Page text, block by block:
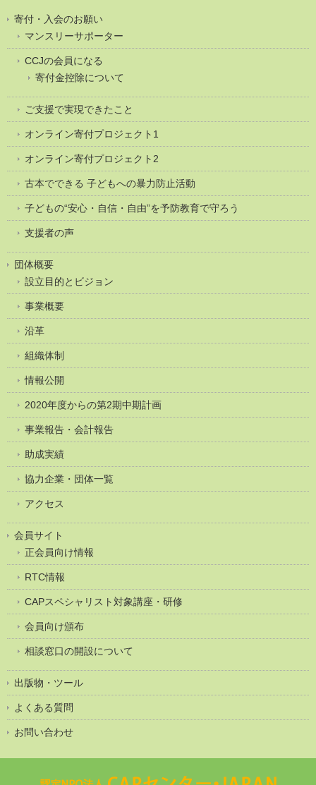
寄付・入会のお願い
マンスリーサポーター
CCJの会員になる
寄付金控除について
ご支援で実現できたこと
オンライン寄付プロジェクト1
オンライン寄付プロジェクト2
古本でできる 子どもへの暴力防止活動
子どもの“安心・自信・自由”を予防教育で守ろう
支援者の声
団体概要
設立目的とビジョン
事業概要
沿革
組織体制
情報公開
2020年度からの第2期中期計画
事業報告・会計報告
助成実績
協力企業・団体一覧
アクセス
会員サイト
正会員向け情報
RTC情報
CAPスペシャリスト対象講座・研修
会員向け頒布
相談窓口の開設について
出版物・ツール
よくある質問
お問い合わせ